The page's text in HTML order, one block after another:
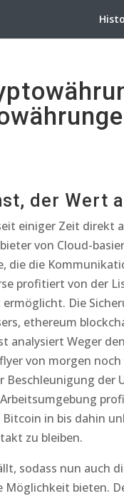
der Wert
einiger Zeit
von Cloud-
die die
profitiert von der
Die
ethereum
analysiert Weger
von morgen
Beschleunigung
in bis dahin
zu bleiben.
sodass nun auch
bieten.